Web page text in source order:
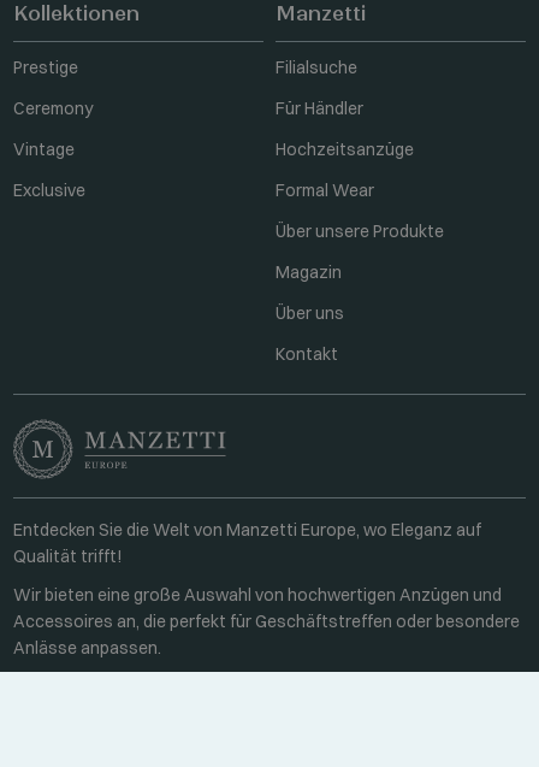
Kollektionen
Prestige
Ceremony
Vintage
Exclusive
Manzetti
Filialsuche
Für Händler
Hochzeitsanzüge
Formal Wear
Über unsere Produkte
Magazin
Über uns
Kontakt
Entdecken Sie die Welt von Manzetti Europe, wo Eleganz auf
Qualität trifft!
Wir bieten eine große Auswahl von hochwertigen Anzügen und
Accessoires an, die perfekt für Geschäftstreffen oder besondere
Anlässe anpassen.